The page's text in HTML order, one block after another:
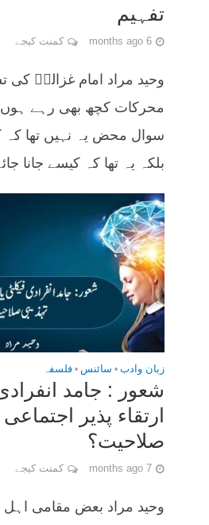
تفہیم
6 months ago کمنت کیجے
وحید مراد امام غزالیؒ کی
محرکات کچھ بھی رہے ہوں
سوال محض یہ نہیں تھا کہ
بلکہ یہ تھا کہ کیسے جانا
زبان وادب • سائنس • فلسفہ
شعور : جامد
ارتقاء پذیر
صلاحیت؟
7 months ago کمنت کیجے
وحید مراد بعض مقامی